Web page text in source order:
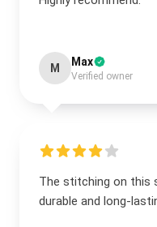
M Max
Verified owner
The stitching on this
durable and long-